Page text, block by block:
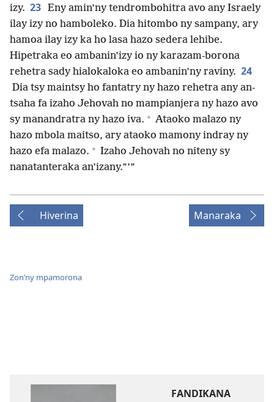
izy. 23 Eny amin’ny tendrombohitra avo any Israely
ilay izy no hamboleko. Dia hitombo ny sampany, ary
hamoa ilay izy ka ho lasa hazo sedera lehibe.
Hipetraka eo ambanin’izy io ny karazam-borona
rehetra sady hialokaloka eo ambanin’ny raviny. 24
Dia tsy maintsy ho fantatry ny hazo rehetra any an-
tsaha fa izaho Jehovah no mampianjera ny hazo avo
sy manandratra ny hazo iva. + Ataoko malazo ny
hazo mbola maitso, ary ataoko mamony indray ny
hazo efa malazo. + Izaho Jehovah no niteny sy
nanatanteraka an’izany.”’”
Hiverina Manaraka
Zon’ny mpamorona
FANDIKANA